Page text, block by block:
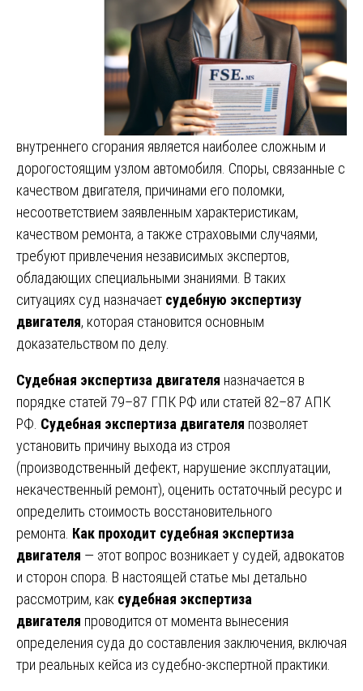
внутреннего сгорания является наиболее сложным и
дорогостоящим узлом автомобиля. Споры, связанные с
качеством двигателя, причинами его поломки,
несоответствием заявленным характеристикам,
качеством ремонта, а также страховыми случаями,
требуют привлечения независимых экспертов,
обладающих специальными знаниями. В таких
ситуациях суд назначает судебную экспертизу
двигателя, которая становится основным
доказательством по делу.
Судебная экспертиза двигателя назначается в
порядке статей 79–87 ГПК РФ или статей 82–87 АПК
РФ. Судебная экспертиза двигателя позволяет
установить причину выхода из строя
(производственный дефект, нарушение эксплуатации,
некачественный ремонт), оценить остаточный ресурс и
определить стоимость восстановительного
ремонта. Как проходит судебная экспертиза
двигателя — этот вопрос возникает у судей, адвокатов
и сторон спора. В настоящей статье мы детально
рассмотрим, как судебная экспертиза
двигателя проводится от момента вынесения
определения суда до составления заключения, включая
три реальных кейса из судебно-экспертной практики.